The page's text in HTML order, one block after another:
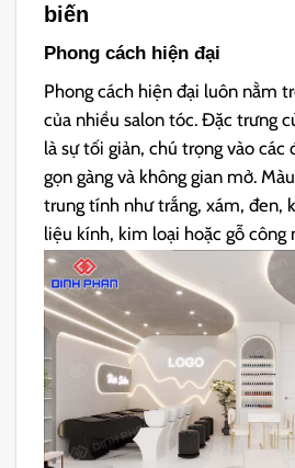
biến
Phong cách hiện đại
Phong cách hiện đại luôn nằm
của nhiều salon tóc. Đặc trưng
là sự tối giản, chú trọng vào các
gọn gàng và không gian mở.
trung tính như trắng, xám, đen,
liệu kính, kim loại hoặc gỗ công